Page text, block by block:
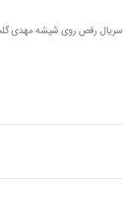
سریال رقص روی شیشه مهدی